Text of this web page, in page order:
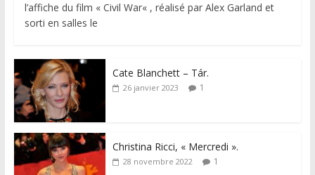
l’affiche du film « Civil War« , réalisé par Alex Garland et
sorti en salles le
Cate Blanchett – Tár.
26 janvier 2023 1
Christina Ricci, « Mercredi ».
28 novembre 2022 1